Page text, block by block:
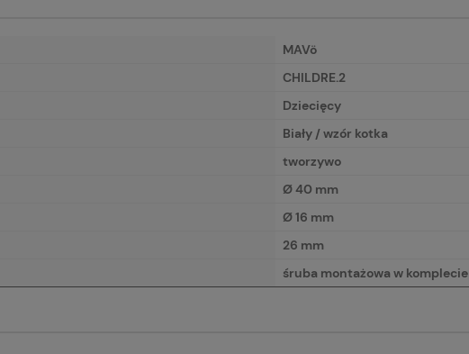
MAVö
CHILDRE.2
Dziecięcy
Biały / wzór kotka
tworzywo
Ø 40 mm
Ø 16 mm
26 mm
śruba montażowa w komplecie